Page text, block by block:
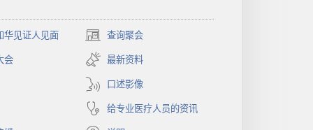
华见证人见面 查询聚会
（打
开
新
窗
口）
会
最新资料
口述影像
给专业医疗人员的资讯